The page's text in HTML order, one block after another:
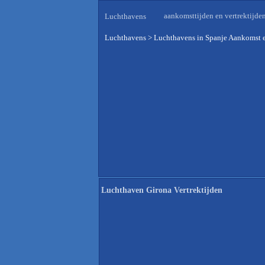
Luchthavens aankomsttijden en
Luchthavens > Luchthavens in Spanje Aankomst
Luchthaven Girona Vertrektijden